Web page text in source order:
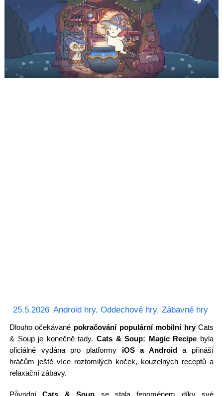
25.5.2026 Android hry, Oddechové hry, Zábavné hry
Dlouho očekávané pokračování populární mobilní hryCats
& Soup je konečně tady.Cats & Soup: Magic Recipe byla
oficiálně vydána pro platformy iOS a Androida přináší
hráčům ještě více roztomilých koček, kouzelných receptů a
relaxační zábavy.
PůvodníCats & Soup se stala fenoménem díky své